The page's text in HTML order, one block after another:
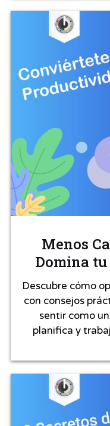
Menos
Domina
Descubre cómo
con consejos
sentir como
planifica y